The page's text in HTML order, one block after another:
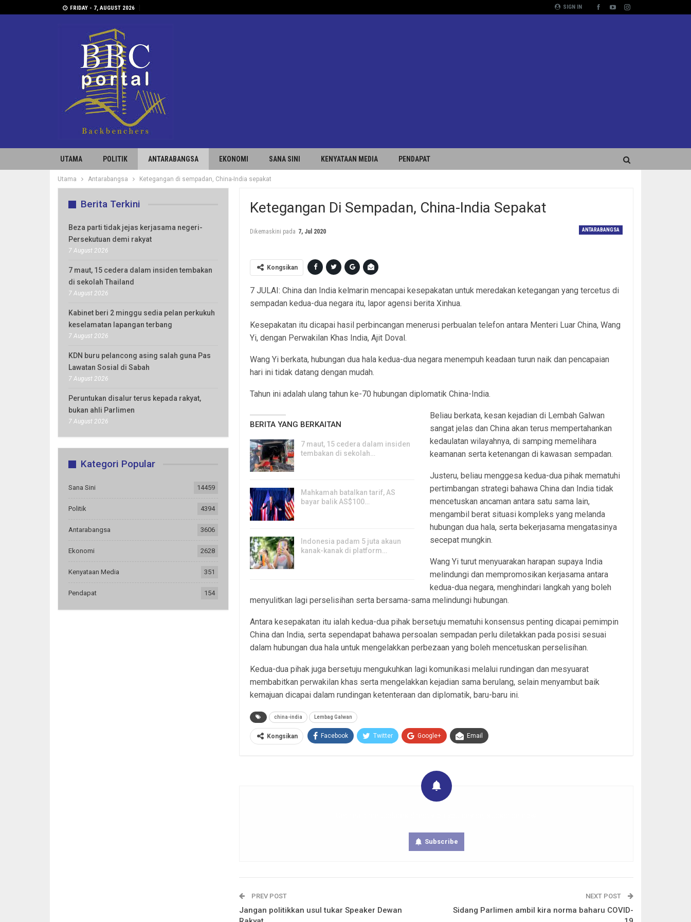
SIGN IN
FRIDAY - 7, AUGUST 2026
UTAMA POLITIK ANTARABANGSA EKONOMI SANA SINI KENYATAAN MEDIA PENDAPAT
Utama Antarabangsa Ketegangan di sempadan, China-India sepakat
Ketegangan Di Sempadan, China-India Sepakat
ANTARABANGSA
Dikemaskini pada 7, Jul 2020
Kongsikan
7 JULAI: China dan India kelmarin mencapai kesepakatan untuk meredakan ketegangan yang tercetus di
sempadan kedua-dua negara itu, lapor agensi berita Xinhua.
Kesepakatan itu dicapai hasil perbincangan menerusi perbualan telefon antara Menteri Luar China, Wang
Yi, dengan Perwakilan Khas India, Ajit Doval.
Wang Yi berkata, hubungan dua hala kedua-dua negara menempuh keadaan turun naik dan pencapaian
hari ini tidak datang dengan mudah.
Tahun ini adalah ulang tahun ke-70 hubungan diplomatik China-India.
BERITA YANG BERKAITAN
7 maut, 15 cedera dalam insiden
tembakan di sekolah…
Mahkamah batalkan tarif, AS
bayar balik AS$100…
Indonesia padam 5 juta akaun
kanak-kanak di platform…
Beliau berkata, kesan kejadian di Lembah Galwan
sangat jelas dan China akan terus mempertahankan
kedaulatan wilayahnya, di samping memelihara
keamanan serta ketenangan di kawasan sempadan.
Justeru, beliau menggesa kedua-dua pihak mematuhi
pertimbangan strategi bahawa China dan India tidak
mencetuskan ancaman antara satu sama lain,
mengambil berat situasi kompleks yang melanda
hubungan dua hala, serta bekerjasama mengatasinya
secepat mungkin.
Wang Yi turut menyuarakan harapan supaya India
melindungi dan mempromosikan kerjasama antara
kedua-dua negara, menghindari langkah yang boleh
menyulitkan lagi perselisihan serta bersama-sama melindungi hubungan.
Antara kesepakatan itu ialah kedua-dua pihak bersetuju mematuhi konsensus penting dicapai pemimpin
China dan India, serta sependapat bahawa persoalan sempadan perlu diletakkan pada posisi sesuai
dalam hubungan dua hala untuk mengelakkan perbezaan yang boleh mencetuskan perselisihan.
Kedua-dua pihak juga bersetuju mengukuhkan lagi komunikasi melalui rundingan dan mesyuarat
membabitkan perwakilan khas serta mengelakkan kejadian sama berulang, selain menyambut baik
kemajuan dicapai dalam rundingan ketenteraan dan diplomatik, baru-baru ini.
china-india Lembag Galwan
Kongsikan Facebook Twitter Google+ Email
Subscribe
PREV POST
Jangan politikkan usul tukar Speaker Dewan
NEXT POST
Sidang Parlimen ambil kira norma baharu COVID-
Berita Terkini
Beza parti tidak jejas kerjasama negeri-
Persekutuan demi rakyat
7 August 2026
7 maut, 15 cedera dalam insiden tembakan
di sekolah Thailand
7 August 2026
Kabinet beri 2 minggu sedia pelan perkukuh
keselamatan lapangan terbang
7 August 2026
KDN buru pelancong asing salah guna Pas
Lawatan Sosial di Sabah
7 August 2026
Peruntukan disalur terus kepada rakyat,
bukan ahli Parlimen
7 August 2026
Kategori Popular
Sana Sini 14459
Politik 4394
Antarabangsa 3606
Ekonomi 2628
Kenyataan Media 351
Pendapat 154